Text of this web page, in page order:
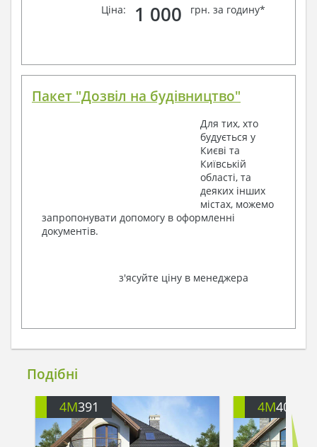
Ціна:
1 000 грн. за годину*
Пакет "Дозвіл на будівництво"
Для тих, хто
будується у
Києві та
Київській
області, та
деяких інших
містах, можемо
запропонувати допомогу в оформленні
документів.
з'ясуйте ціну в менеджера
Подібні
4M391 4M401